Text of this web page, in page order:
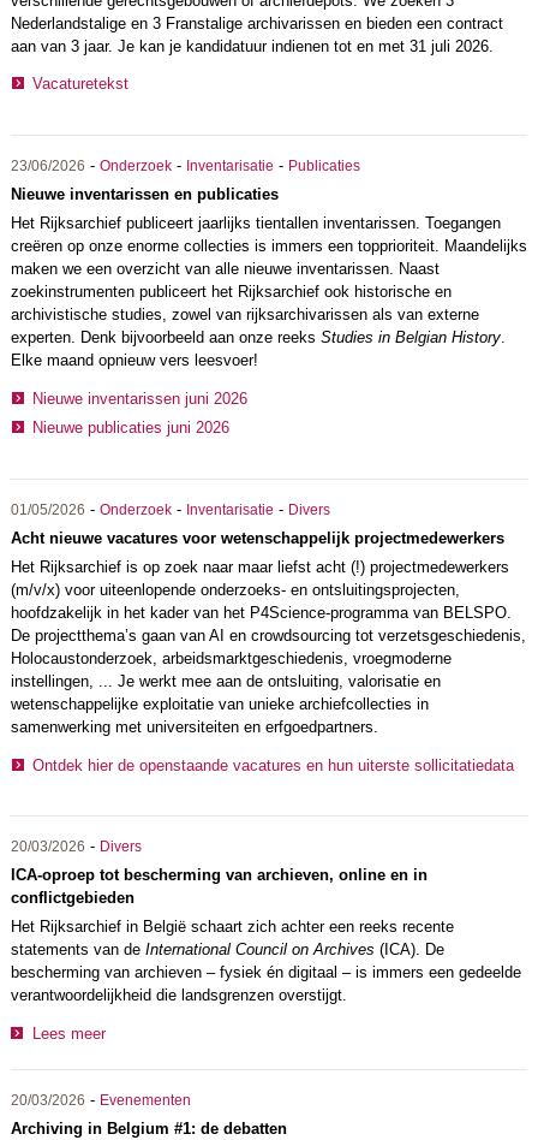
Nederlandstalige en 3 Franstalige archivarissen en bieden een contract
aan van 3 jaar. Je kan je kandidatuur indienen tot en met 31 juli 2026.
Vacaturetekst
23/06/2026 - Onderzoek- Inventarisatie - Publicaties
Nieuwe inventarissen en publicaties
Het Rijksarchief publiceert jaarlijks tientallen inventarissen. Toegangen
creëren op onze enorme collecties is immers een topprioriteit. Maandelijks
maken we een overzicht van alle nieuwe inventarissen. Naast
zoekinstrumenten publiceert het Rijksarchief ook historische en
archivistische studies, zowel van rijksarchivarissen als van externe
experten. Denk bijvoorbeeld aan onze reeks Studies in Belgian History.
Elke maand opnieuw vers leesvoer!
Nieuwe inventarissen juni 2026
Nieuwe publicaties juni 2026
01/05/2026 - Onderzoek- Inventarisatie - Divers
Acht nieuwe vacatures voor wetenschappelijk projectmedewerkers
Het Rijksarchief is op zoek naar maar liefst acht (!) projectmedewerkers
(m/v/x) voor uiteenlopende onderzoeks- en ontsluitingsprojecten,
hoofdzakelijk in het kader van het P4Science-programma van BELSPO.
De projectthema’s gaan van AI en crowdsourcing tot verzetsgeschiedenis,
Holocaustonderzoek, arbeidsmarktgeschiedenis, vroegmoderne
instellingen, ... Je werkt mee aan de ontsluiting, valorisatie en
wetenschappelijke exploitatie van unieke archiefcollecties in
samenwerking met universiteiten en erfgoedpartners.
Ontdek hier de openstaande vacatures en hun uiterste sollicitatiedata
20/03/2026 - Divers
ICA-oproep tot bescherming van archieven, online en in
conflictgebieden
Het Rijksarchief in België schaart zich achter een reeks recente
statements van de International Council on Archives (ICA). De
bescherming van archieven – fysiek én digitaal – is immers een gedeelde
verantwoordelijkheid die landsgrenzen overstijgt.
Lees meer
20/03/2026 - Evenementen
Archiving in Belgium #1: de debatten